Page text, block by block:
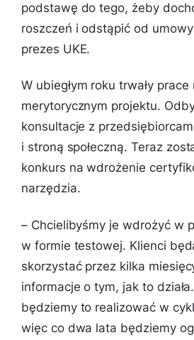
podstawę do tego, żeby
roszczeń i odstąpić od umowy
prezes UKE.
W ubiegłym roku trwały
merytorycznym projektu.
konsultacje z
i stroną społeczną. Teraz
konkurs na wdrożenie
narzędzia.
– Chcielibyśmy je wdrożyć w
w formie testowej. Klienci
skorzystać przez kilka
informacje o tym, jak to
będziemy to realizować w
więc co dwa lata będziemy